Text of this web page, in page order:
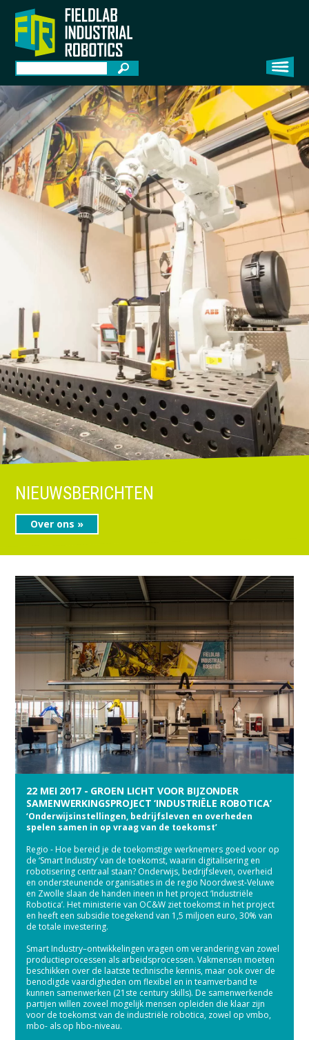
NIEUWSBERICHTEN
Over ons »
22 MEI 2017 - GROEN LICHT VOOR BIJZONDER
SAMENWERKINGSPROJECT ‘INDUSTRIËLE ROBOTICA’
‘Onderwijsinstellingen, bedrijfsleven en overheden
spelen samen in op vraag van de toekomst’
Regio - Hoe bereid je de toekomstige werknemers goed voor op
de ‘Smart Industry’ van de toekomst, waarin digitalisering en
robotisering centraal staan? Onderwijs, bedrijfsleven, overheid
en ondersteunende organisaties in de regio Noordwest-Veluwe
en Zwolle slaan de handen ineen in het project ‘Industriële
Robotica’. Het ministerie van OC&W ziet toekomst in het project
en heeft een subsidie toegekend van 1,5 miljoen euro, 30% van
de totale investering.
Smart Industry–ontwikkelingen vragen om verandering van zowel
productieprocessen als arbeidsprocessen. Vakmensen moeten
beschikken over de laatste technische kennis, maar ook over de
benodigde vaardigheden om flexibel en in teamverband te
kunnen samenwerken (21ste century skills). De samenwerkende
partijen willen zoveel mogelijk mensen opleiden die klaar zijn
voor de toekomst van de industriële robotica, zowel op vmbo,
mbo- als op hbo-niveau.